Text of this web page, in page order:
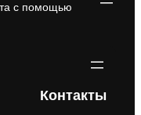
с помощью
Контакты